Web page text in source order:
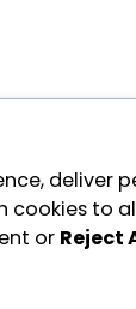
deliver
cookies to
or Reject